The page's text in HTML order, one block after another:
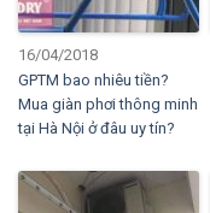
16/04/2018
GPTM bao nhiêu tiền?
Mua giàn phơi thông minh
tại Hà Nội ở đâu uy tín?